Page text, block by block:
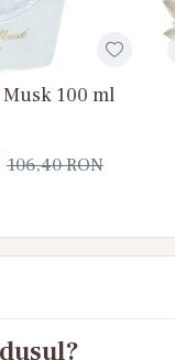
100 ml
106,40RON